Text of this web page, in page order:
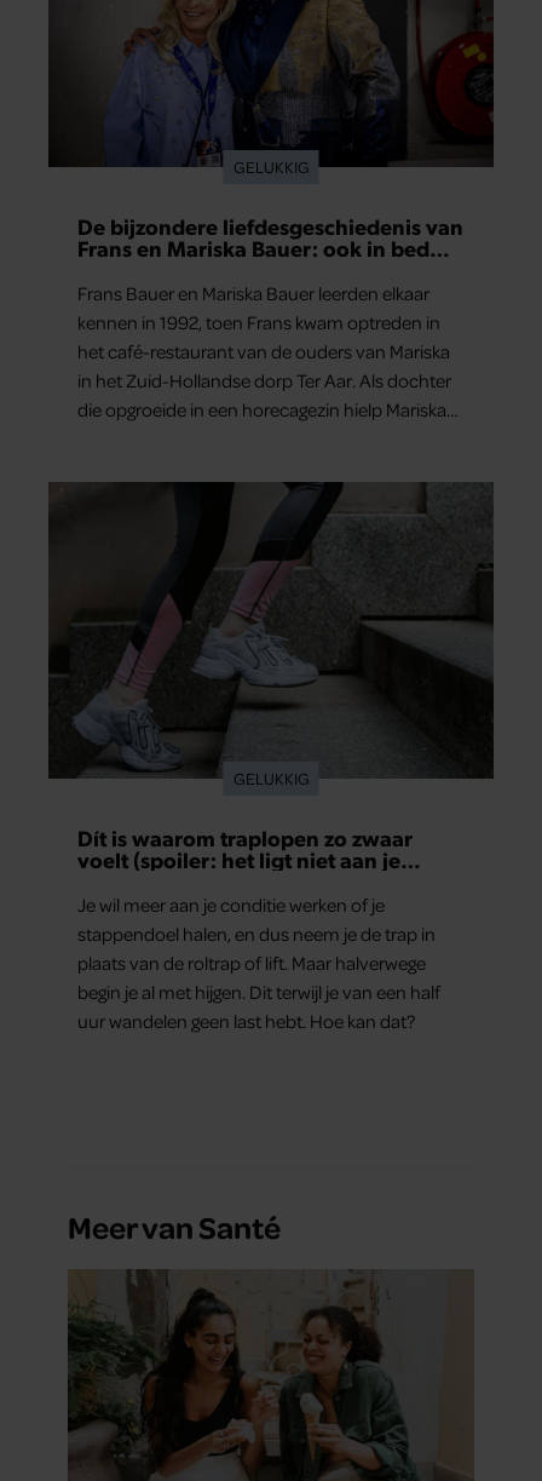
GELUKKIG
De bijzondere liefdesgeschiedenis van
Frans en Mariska Bauer: ook in bed
Frans Bauer en Mariska Bauer leerden elkaar
kennen in 1992, toen Frans kwam optreden in
het café-restaurant van de ouders van Mariska
in het Zuid-Hollandse dorp Ter Aar. Als dochter
die opgroeide in een horecagezin hielp Mariska
GELUKKIG
Dít is waarom traplopen zo zwaar
voelt (spoiler: het ligt niet aan je
Je wil meer aan je conditie werken of je
stappendoel halen, en dus neem je de trap in
plaats van de roltrap of lift. Maar halverwege
begin je al met hijgen. Dit terwijl je van een half
uur wandelen geen last hebt. Hoe kan dat?
Meer van Santé